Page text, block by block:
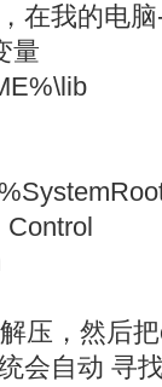
在我的电
量
压，然后
会自动 寻